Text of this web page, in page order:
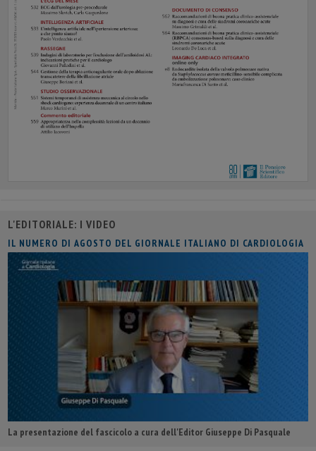
L'EDITORIALE: I VIDEO
IL NUMERO DI AGOSTO DEL GIORNALE ITALIANO DI CARDIOLOGIA
La presentazione del fascicolo a cura dell'Editor Giuseppe Di Pasquale